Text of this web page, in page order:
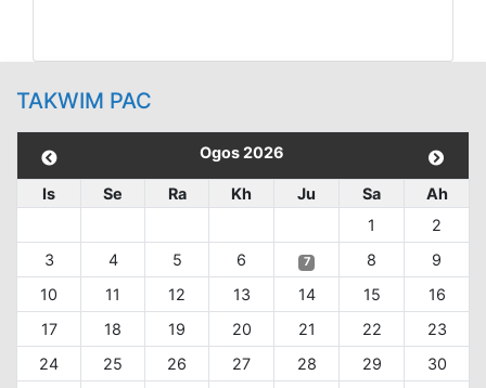
TAKWIM PAC
Ogos 2026
Is Se Ra Kh Ju Sa
Ah
1
2
3
4 5 6 7 8
9
10
11 12 13 14 15
16
17
18 19 20 21 22
23
24
25 26 27 28 29
30